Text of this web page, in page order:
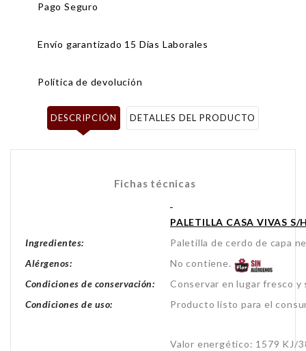
Pago Seguro
Envío garantizado 15 Días Laborales
Política de devolución
DESCRIPCIÓN DETALLES DEL PRODUCTO
Fichas técnicas
PALETILLA CASA VIVAS S/
Ingredientes:
Paletilla de cerdo de capa
Alérgenos:
No contiene.
Condiciones de conservación:
Conservar en lugar fresco y
Condiciones de uso:
Producto listo para el
Valor energético: 1579 KJ/